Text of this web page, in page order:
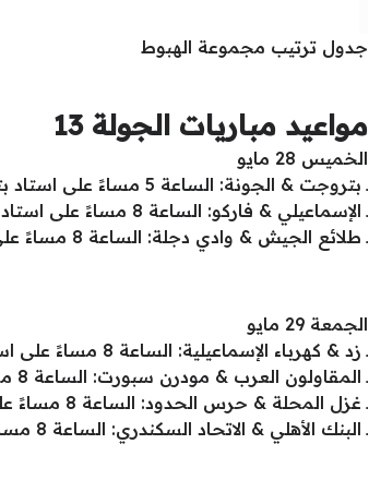
جدول ترتيب مجموعة الهبوط
مواعيد مباريات الجولة 13
الخميس 28 مايو
ـ بتروجت & الجونة: الساعة 5 مساءً على استاد بتروسبورت
ـ الإسماعيلي & فاركو: الساعة 8 مساءً على استاد الإسماعيلية
ـ طلائع الجيش & وادي دجلة: الساعة 8 مساءً على استاد جهاز الرياضة
الجمعة 29 مايو
ـ زد & كهرباء الإسماعيلية: الساعة 8 مساءً على استاد القاهرة الدولي
ـ المقاولون العرب & مودرن سبورت: الساعة 8 مساءً على استاد عثمان أحمد عثمان
ـ غزل المحلة & حرس الحدود: الساعة 8 مساءً على استاد غزل المحلة
ـ البنك الأهلي & الاتحاد السكندري: الساعة 8 مساءً على استاد السلام